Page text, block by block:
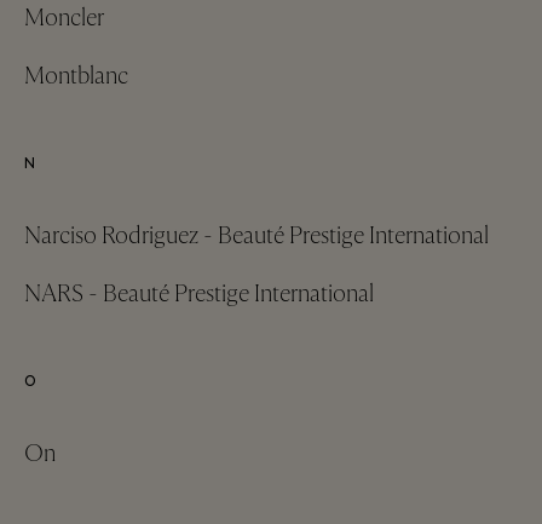
Moncler
Montblanc
N
Narciso Rodriguez - Beauté Prestige International
NARS - Beauté Prestige International
O
On